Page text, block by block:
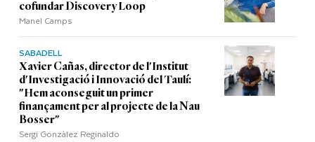
cofundar Discovery Loop
Manel Camps
SABADELL
Xavier Cañas, director de l'Institut
d'Investigació i Innovació del Taulí:
"Hem aconseguit un primer
finançament per al projecte de la Nau
Bosser"
Sergi Gonzàlez Reginaldo